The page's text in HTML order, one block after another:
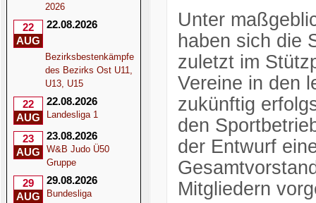
2026
22
AUG
22.08.2026
Bezirksbestenkämpfe
des Bezirks Ost U11,
U13, U15
22
AUG
22.08.2026
Landesliga 1
23
AUG
23.08.2026
W&B Judo Ü50
Gruppe
29
AUG
29.08.2026
Bundesliga
Unter
haben sich die
zuletzt im
Vereine in den
zukünftig
den
der Entwurf
Mitgliedern